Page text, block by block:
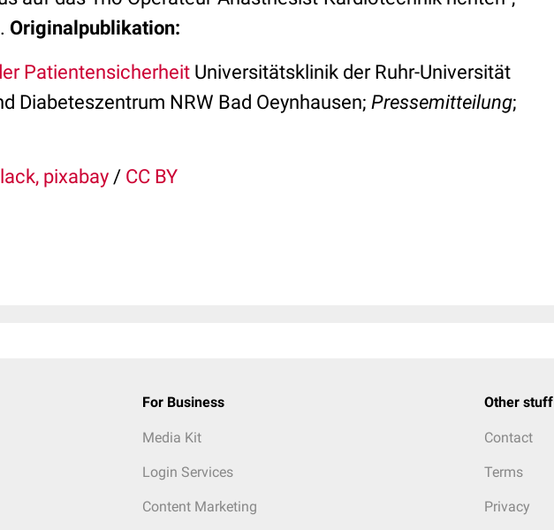
Originalpublikation:
Patientensicherheit Universitätsklinik der Ruhr-Universität
Diabeteszentrum NRW Bad Oeynhausen; Pressemitteilung;
pixabay / CC BY
For Business
Media Kit
Login Services
Content Marketing
Other stuff
Contact
Terms
Privacy